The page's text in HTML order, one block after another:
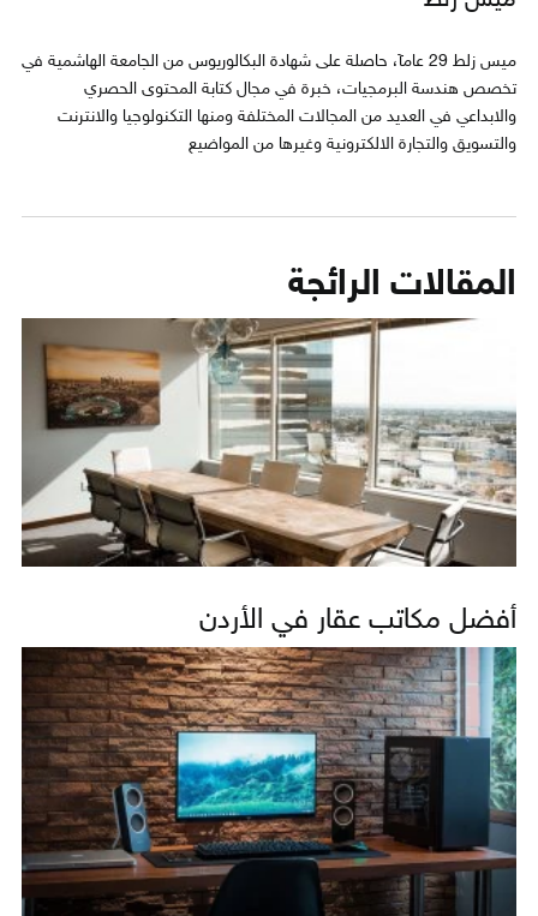
ميس زلط 29 عامآ، حاصلة على شهادة البكالوريوس من الجامعة الهاشمية في
تخصص هندسة البرمجيات، خبرة في مجال كتابة المحتوى الحصري
والابداعي في العديد من المجالات المختلفة ومنها التكنولوجيا والانترنت
والتسويق والتجارة الالكترونية وغيرها من المواضيع
المقالات الرائجة
أفضل مكاتب عقار في الأردن